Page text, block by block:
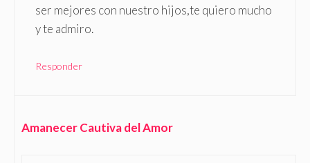
ser mejores con nuestro hijos,te quiero mucho
y te admiro.
Responder
Amanecer Cautiva del Amor